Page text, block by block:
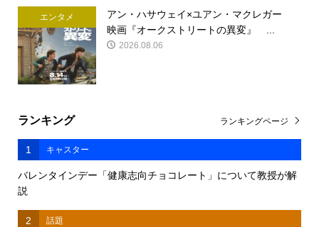
エンタメ
アン・ハサウェイ×ユアン・マクレガー
映画『オークストリートの異変』 ...
2026.08.06
ランキング
1 キャスター
バレンタインデー「健康志向チョコレート」について教授が解
説
2 話題
ランキングページ